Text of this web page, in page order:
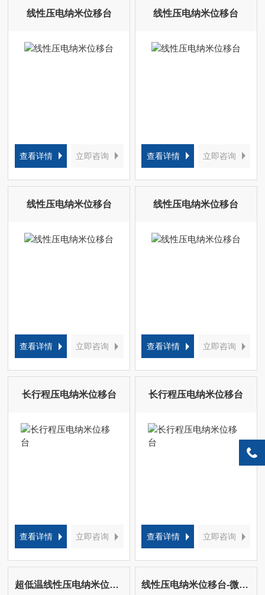
线性压电纳米位移台
查看详情 立即咨询
线性压电纳米位移台
查看详情 立即咨询
线性压电纳米位移台
查看详情 立即咨询
线性压电纳米位移台
查看详情 立即咨询
长行程压电纳米位移台
查看详情 立即咨询
长行程压电纳米位移台
查看详情 立即咨询
超低温线性压电纳米位移台 线性压电纳米位移台-微动台